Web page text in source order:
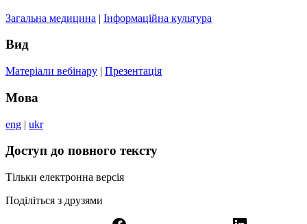
Загальна медицина | Інформаційна культура
Вид
Матеріали вебінару | Презентація
Мова
eng | ukr
Доступ до повного тексту
Тільки електронна версія
Поділіться з друзями